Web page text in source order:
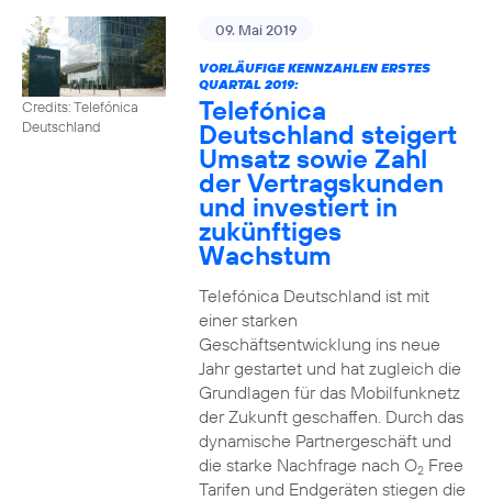
Credits: Telefónica
Deutschland
09. Mai 2019
VORLÄUFIGE KENNZAHLEN ERSTES
QUARTAL 2019:
Telefónica
Deutschland steigert
Umsatz sowie Zahl
der Vertragskunden
und investiert in
zukünftiges
Wachstum
Telefónica Deutschland ist mit
einer starken
Geschäftsentwicklung ins neue
Jahr gestartet und hat zugleich die
Grundlagen für das Mobilfunknetz
der Zukunft geschaffen. Durch das
dynamische Partnergeschäft und
die starke Nachfrage nach O2Free
Tarifen und Endgeräten stiegen die